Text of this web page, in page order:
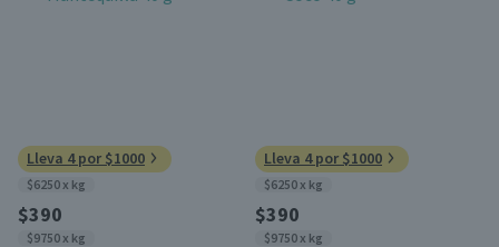
Lleva 4 por $1000
$6250 x kg
$390
$9750 x kg
Lleva 4 por $1000
$6250 x kg
$390
$9750 x kg